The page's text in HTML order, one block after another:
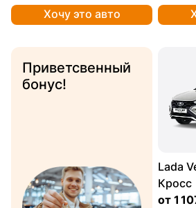
Хочу это авто
Приветсвенный
бонус!
Lada
Кросс
от 1